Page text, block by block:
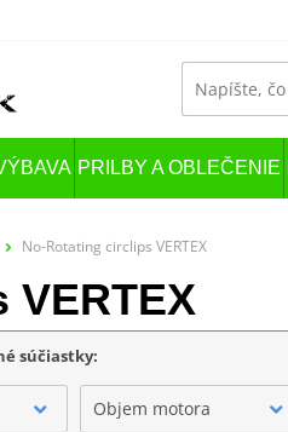
PRILBY A OBLEČENIE
No-Rotating circlips VERTEX
súčiastky:
Objem motora